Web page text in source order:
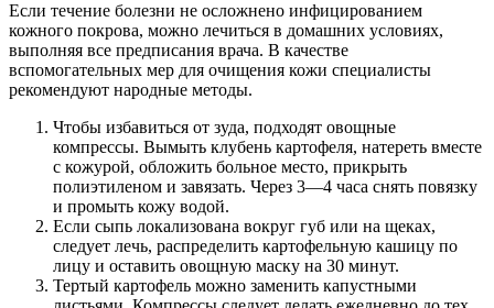
Если течение болезни не осложнено инфицированием
кожного покрова, можно лечиться в домашних условиях,
выполняя все предписания врача. В качестве
вспомогательных мер для очищения кожи специалисты
рекомендуют народные методы.
Чтобы избавиться от зуда, подходят овощные
компрессы. Вымыть клубень картофеля, натереть вместе
с кожурой, обложить больное место, прикрыть
полиэтиленом и завязать. Через 3—4 часа снять повязку
и промыть кожу водой.
Если сыпь локализована вокруг губ или на щеках,
следует лечь, распределить картофельную кашицу по
лицу и оставить овощную маску на 30 минут.
Тертый картофель можно заменить капустными